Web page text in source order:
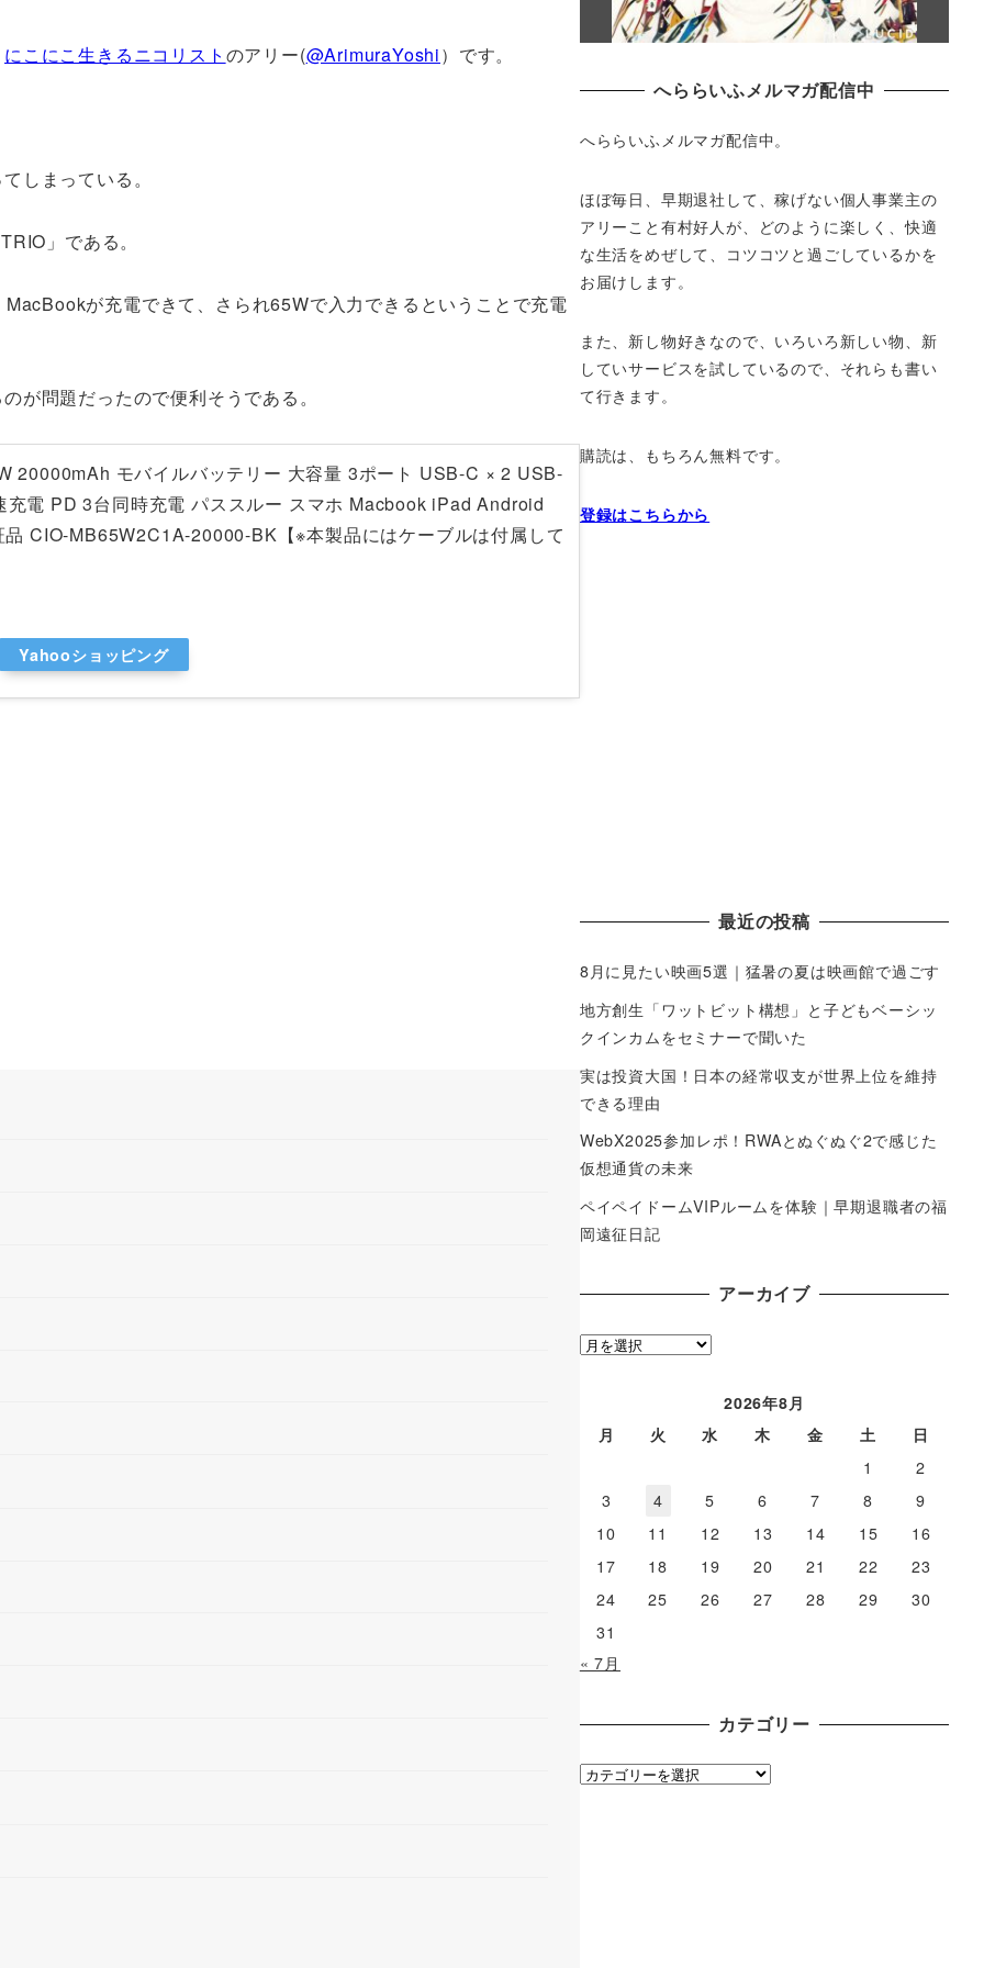
にこにこ生きるニコリスト のアリー(@ArimuraYoshi）です。
しまっている。
」である。
が充電できて、さられ65Wで入力できるということで充電
が問題だったので便利そうである。
20000mAh モバイルバッテリー 大容量 3ポート USB-C × 2 USB-
電 PD 3台同時充電 パススルー スマホ Macbook iPad Android
CIO-MB65W2C1A-20000-BK【※本製品にはケーブルは付属して
Yahooショッピング
へららいふメルマガ配信中
へららいふメルマガ配信中。
ほぼ毎日、早期退社して、稼げない個人事業主の
アリーこと有村好人が、どのように楽しく、快適
な生活をめぜして、 コツコツと過ごしているかを
お届けします。
また、新し物好きなので、いろいろ新しい物、 新
していサービスを試しているので、それらも書い
て行きます。
購読は、もちろん無料です。
登録はこちらから
最近の投稿
8月に見たい映画5選｜猛暑の夏は映画館で過ごす
地方創生「ワットビット構想」と子どもベーシッ
クインカムをセミナーで聞いた
実は投資大国！日本の経常収支が世界上位を維持
できる理由
WebX2025参加レポ！RWAとぬぐぬぐ2で感じた
仮想通貨の未来
ペイペイドームVIPルームを体験｜早期退職者の福
岡遠征日記
アーカイブ
ア
2026年8月
月
火 水 木 金 土
日
1
2
3
4 5 6 7 8
9
10
11 12 13 14 15
16
17
18 19 20 21 22
23
24
25 26 27 28 29
30
31
« 7月
カテゴリー
カ